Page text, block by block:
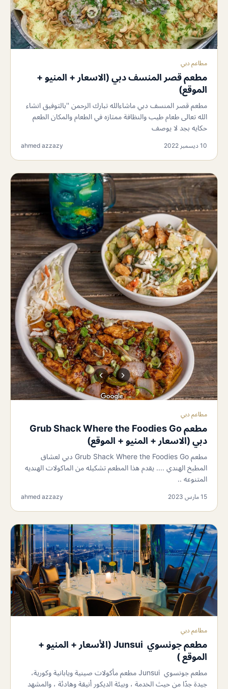
مطاعم دبي
مطعم قصر المنسف دبي (الاسعار + المنيو +
الموقع)
مطعم قصر المنسف دبي ماشاءالله تبارك الرحمن ''بالتوفيق انشاء
الله تعالى طعام طيب والنظافة ممتازه في الطعام والمكان الطعم
حكايه بجد لا يوصف
10 ديسمبر 2022 ahmed azzazy
مطاعم دبي
مطعم Grub Shack Where the Foodies Go
دبي (الاسعار + المنيو + الموقع)
مطعم Grub Shack Where the Foodies Go دبي لعشاق
المطبخ الهندي .... يقدم هذا المطعم تشكيله من الماكولات الهنديه
المتنوعه ..
15 مارس 2023 ahmed azzazy
مطاعم دبي
مطعم جونسوي Junsui (الأسعار + المنيو +
الموقع )
مطعم جونسوي Junsui مطعم مأكولات صينية ويابانية وكورية،
جيدة جدًا من حيث الخدمة ، وبيئة الديكور أنيقة وهادئة ، والمشهد